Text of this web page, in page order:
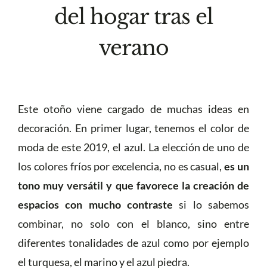
del hogar tras el
verano
Este otoño viene cargado de muchas ideas en
decoración. En primer lugar, tenemos el color de
moda de este 2019, el azul. La elección de uno de
los colores fríos por excelencia, no es casual,es un
tono muy versátil y que favorece la creación de
espacios con mucho contraste si lo sabemos
combinar, no solo con el blanco, sino entre
diferentes tonalidades de azul como por ejemplo
el turquesa, el marino y el azul piedra.